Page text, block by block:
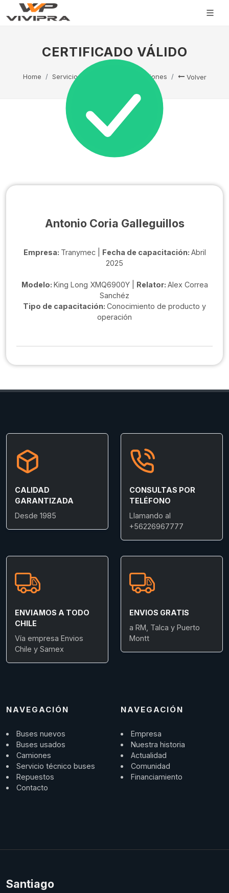
CERTIFICADO VÁLIDO
Home Servicio Técnico Capacitaciones Volver
Antonio Coria Galleguillos
Empresa: Tranymec | Fecha de capacitación: Abril
2025
Modelo: King Long XMQ6900Y | Relator: Alex Correa
Sanchéz
Tipo de capacitación: Conocimiento de producto y
operación
CALIDAD
GARANTIZADA
Desde 1985
CONSULTAS POR
TELÉFONO
Llamando al
+56226967777
ENVIAMOS A TODO
CHILE
Vía empresa Envios
Chile y Samex
ENVIOS GRATIS
a RM, Talca y Puerto
Montt
NAVEGACIÓN
Buses nuevos
Buses usados
Camiones
Servicio técnico buses
Repuestos
Contacto
NAVEGACIÓN
Empresa
Nuestra historia
Actualidad
Comunidad
Financiamiento
Santiago